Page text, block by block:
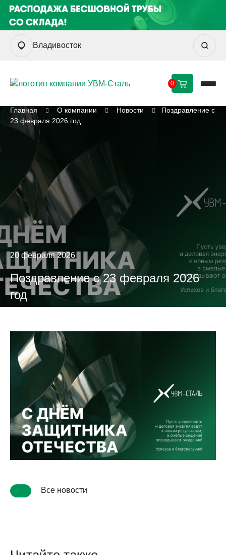
Владивосток
0
Главная О компании Новости
Поздравление с
23 февраля 2026 год
20 февраля 2026
Поздравление с 23 февраля 2026
год
Все новости